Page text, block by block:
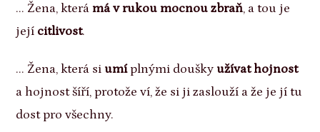
... Žena, která má v rukou mocnou zbraň, a tou je
její citlivost.
... Žena, která si umíplnými doušky užívat hojnost
a hojnost šíří, protože ví, že si ji zaslouží a že je jí tu
dost pro všechny.